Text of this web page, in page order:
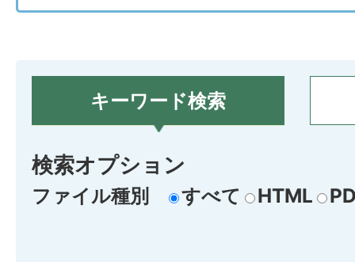
キーワード検索
検索オプション
ファイル種別 すべて HTML